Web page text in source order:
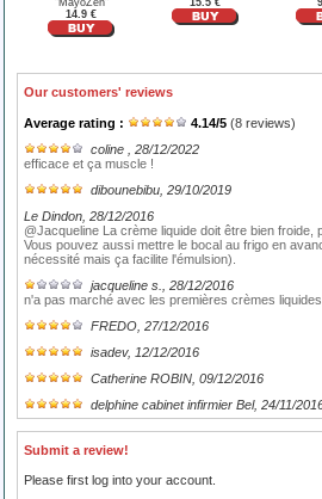
"MayoZen"
14.9 €
15.5 €
Our customers' reviews
Average rating : 4.14/5 (8 reviews)
coline
, 28/12/2022
efficace et ça muscle !
dibounebibu , 29/10/2019
Le Dindon , 28/12/2016
@Jacqueline La crème liquide doit être bien froide,
Vous pouvez aussi mettre le bocal au frigo en
nécessité mais ça facilite l'émulsion).
jacqueline s.
, 28/12/2016
n'a pas marché avec les premières crèmes
FREDO , 27/12/2016
isadev, 12/12/2016
Catherine ROBIN , 09/12/2016
delphine cabinet infirmier Bel, 24/11/
Submit a review!
Please first log into your account.